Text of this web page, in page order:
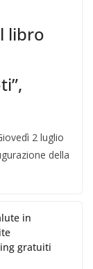
libro
2 luglio
della
in
gratuiti